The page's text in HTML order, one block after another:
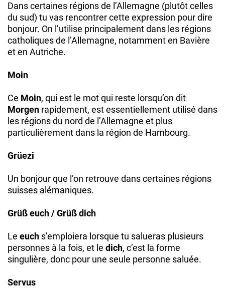
Dans certaines régions de l’Allemagne (plutôt celles
du sud) tu vas rencontrer cette expression pour dire
bonjour. On l’utilise principalement dans les régions
catholiques de l’Allemagne, notamment en Bavière
et en Autriche.
Moin
Ce Moin, qui est le mot qui reste lorsqu’on dit
Morgen rapidement, est essentiellement utilisé dans
les régions du nord de l’Allemagne et plus
particulièrement dans la région de Hambourg.
Grüezi
Un bonjour que l’on retrouve dans certaines régions
suisses alémaniques.
Grüß euch / Grüß dich
Le euch s’emploiera lorsque tu salueras plusieurs
personnes à la fois, et le dich, c’est la forme
singulière, donc pour une seule personne saluée.
Servus